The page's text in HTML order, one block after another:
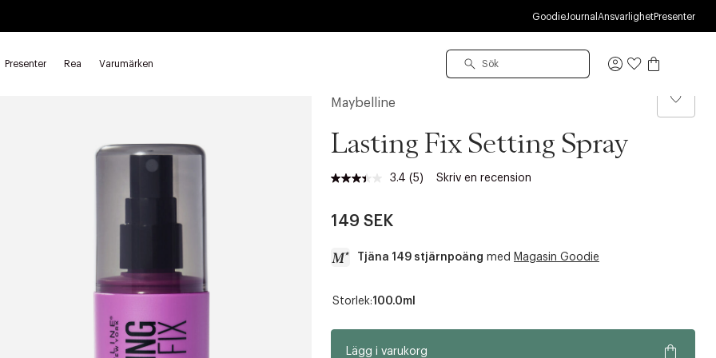
GoodieJournal AnsvarlighetPresenter
Presenter Rea Varumärken
Logga
Fixeringsspray
Maybelline
Lasting Fix Setting Spray
3.4 Läs
sida.
(5) Skriv en recension
149 SEK
Tjäna 149 stjärnpoäng med Magasin Goodie
a
Storlek:100.0ml
Lägg i varukorg